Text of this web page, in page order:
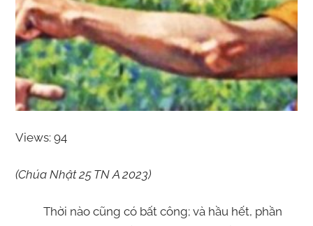
Views: 94
(Chúa Nhật 25 TN A 2023)
Thời nào cũng có bất công; và hầu hết, phần